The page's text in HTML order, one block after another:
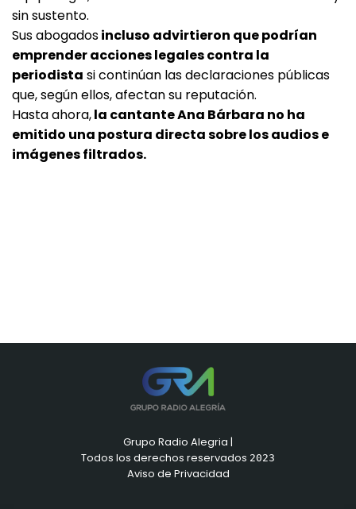
sin sustento.
Sus abogadosincluso advirtieron que podrían
emprender acciones legales contra la
periodista si continúan las declaraciones públicas
que, según ellos, afectan su reputación.
Hasta ahora,la cantante Ana Bárbara no ha
emitido una postura directa sobre los audios e
imágenes filtrados.
Grupo Radio Alegria |
Todos los derechos reservados 2023
Aviso de Privacidad